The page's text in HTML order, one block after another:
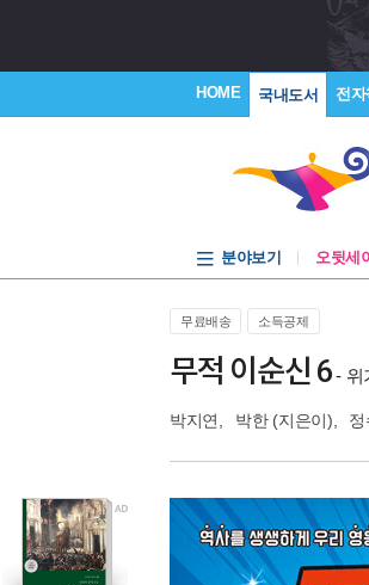
HOME 국내도서 전자
분야보기 오뒷세
무료배송 소득공제
무적 이순신 6- 위
박지연 박한(지은이), 정